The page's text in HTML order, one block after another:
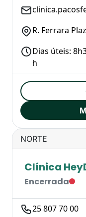
R. Ferrara
Dias úteis:
h
NORTE
Clínica
Encerrada
25 807 70 00